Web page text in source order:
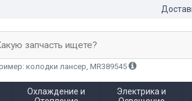
запчасть ищете?
колодки лансер, MR389545
Охлаждение и
Электрика и